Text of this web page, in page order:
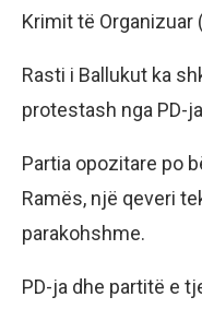
Krimit të Organizuar
Rasti i Ballukut ka
protestash nga PD-
Partia opozitare po
Ramës, një qeveri
parakohshme.
PD-ja dhe partitë e